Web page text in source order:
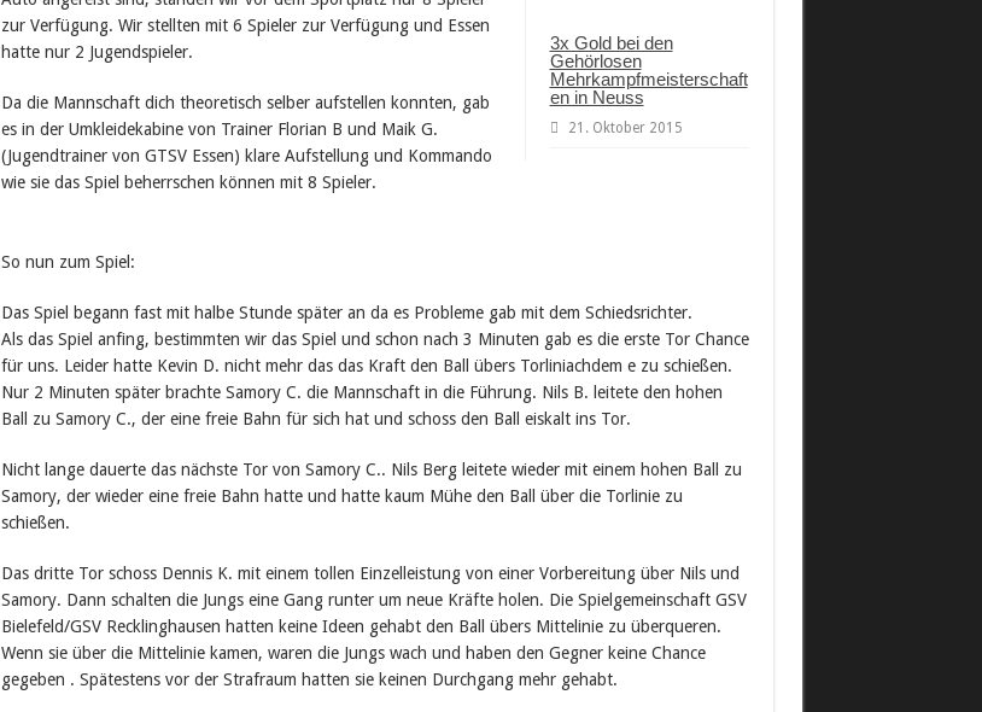
3x Gold bei den
Gehörlosen
Mehrkampfmeisterschaft
en in Neuss
21. Oktober 2015
zur Verfügung. Wir stellten mit 6 Spieler zur Verfügung und Essen
hatte nur 2 Jugendspieler.
Da die Mannschaft dich theoretisch selber aufstellen konnten, gab
es in der Umkleidekabine von Trainer Florian B und Maik G.
(Jugendtrainer von GTSV Essen) klare Aufstellung und Kommando
wie sie das Spiel beherrschen können mit 8 Spieler.
So nun zum Spiel:
Das Spiel begann fast mit halbe Stunde später an da es Probleme gab mit dem Schiedsrichter.
Als das Spiel anfing, bestimmten wir das Spiel und schon nach 3 Minuten gab es die erste Tor Chance
für uns. Leider hatte Kevin D. nicht mehr das das Kraft den Ball übers Torliniachdem e zu schießen.
Nur 2 Minuten später brachte Samory C. die Mannschaft in die Führung. Nils B. leitete den hohen
Ball zu Samory C., der eine freie Bahn für sich hat und schoss den Ball eiskalt ins Tor.
Nicht lange dauerte das nächste Tor von Samory C.. Nils Berg leitete wieder mit einem hohen Ball zu
Samory, der wieder eine freie Bahn hatte und hatte kaum Mühe den Ball über die Torlinie zu
schießen.
Das dritte Tor schoss Dennis K. mit einem tollen Einzelleistung von einer Vorbereitung über Nils und
Samory. Dann schalten die Jungs eine Gang runter um neue Kräfte holen. Die Spielgemeinschaft GSV
Bielefeld/GSV Recklinghausen hatten keine Ideen gehabt den Ball übers Mittelinie zu überqueren.
Wenn sie über die Mittelinie kamen, waren die Jungs wach und haben den Gegner keine Chance
gegeben . Spätestens vor der Strafraum hatten sie keinen Durchgang mehr gehabt.